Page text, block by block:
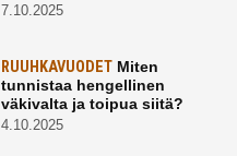
7.10.2025
RUUHKAVUODETMiten
tunnistaa hengellinen
väkivalta ja toipua siitä?
4.10.2025